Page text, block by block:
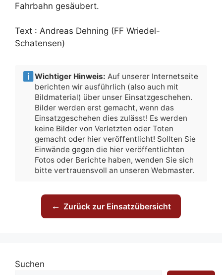
Fahrbahn gesäubert.
Text : Andreas Dehning (FF Wriedel-
Schatensen)
Wichtiger Hinweis: Auf unserer Internetseite
berichten wir ausführlich (also auch mit
Bildmaterial) über unser Einsatzgeschehen.
Bilder werden erst gemacht, wenn das
Einsatzgeschehen dies zulässt! Es werden
keine Bilder von Verletzten oder Toten
gemacht oder hier veröffentlicht! Sollten Sie
Einwände gegen die hier veröffentlichten
Fotos oder Berichte haben, wenden Sie sich
bitte vertrauensvoll an unseren Webmaster.
← Zurück zur Einsatzübersicht
Suchen